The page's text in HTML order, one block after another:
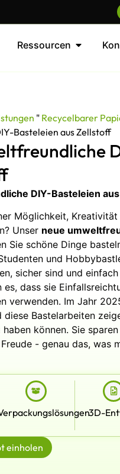
Ressourcen
" Recycelbarer
Basteleien aus Zellstoff
DIY-Basteleien
Möglichkeit,
Unser neue
Sie schöne Dinge
und
sicher sind und
es, dass sie
verwenden. Im Jahr
Bastelarbeiten
können. Sie
- genau das, was
3D-
einholen